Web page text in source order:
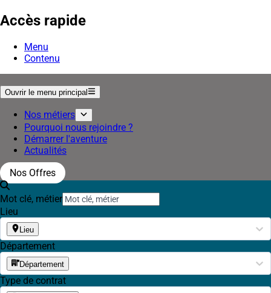
Accès rapide
Menu
Contenu
Ouvrir le menu principal
Nos métiers
Pourquoi nous rejoindre ?
Démarrer l'aventure
Actualités
Nos Offres
Mot clé, métier
Lieu
Lieu
Département
Département
Type de contrat